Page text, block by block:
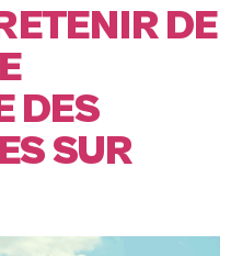
DE
DES
SUR